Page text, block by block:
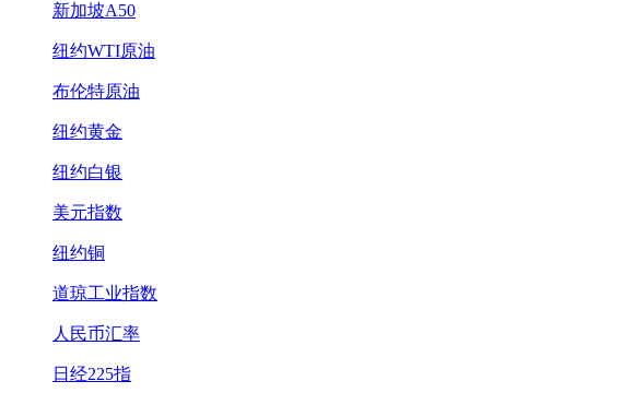
新加坡A50
纽约WTI原油
布伦特原油
纽约黄金
纽约白银
美元指数
纽约铜
道琼工业指数
人民币汇率
日经225指